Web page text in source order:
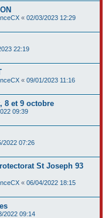
«02/03/2023 12:29
22:19
«09/01/2023 11:16
8 et 9 octobre
09:39
2022 07:26
St Joseph 93
«06/04/2022 18:15
2022 09:14